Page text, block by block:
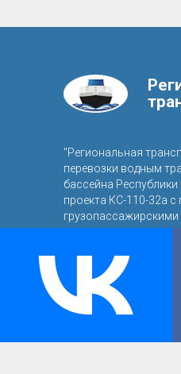
"Региональная
перевозки водным
бассейна
проекта КС-110-32а